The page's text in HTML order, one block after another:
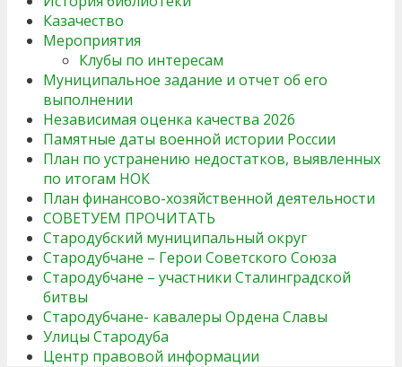
Казачество
Мероприятия
Клубы по интересам
Муниципальное задание и отчет об его
выполнении
Независимая оценка качества 2026
Памятные даты военной истории России
План по устранению недостатков, выявленных
по итогам НОК
План финансово-хозяйственной деятельности
СОВЕТУЕМ ПРОЧИТАТЬ
Стародубский муниципальный округ
Стародубчане – Герои Советского Союза
Стародубчане – участники Сталинградской
битвы
Стародубчане- кавалеры Ордена Славы
Улицы Стародуба
Центр правовой информации